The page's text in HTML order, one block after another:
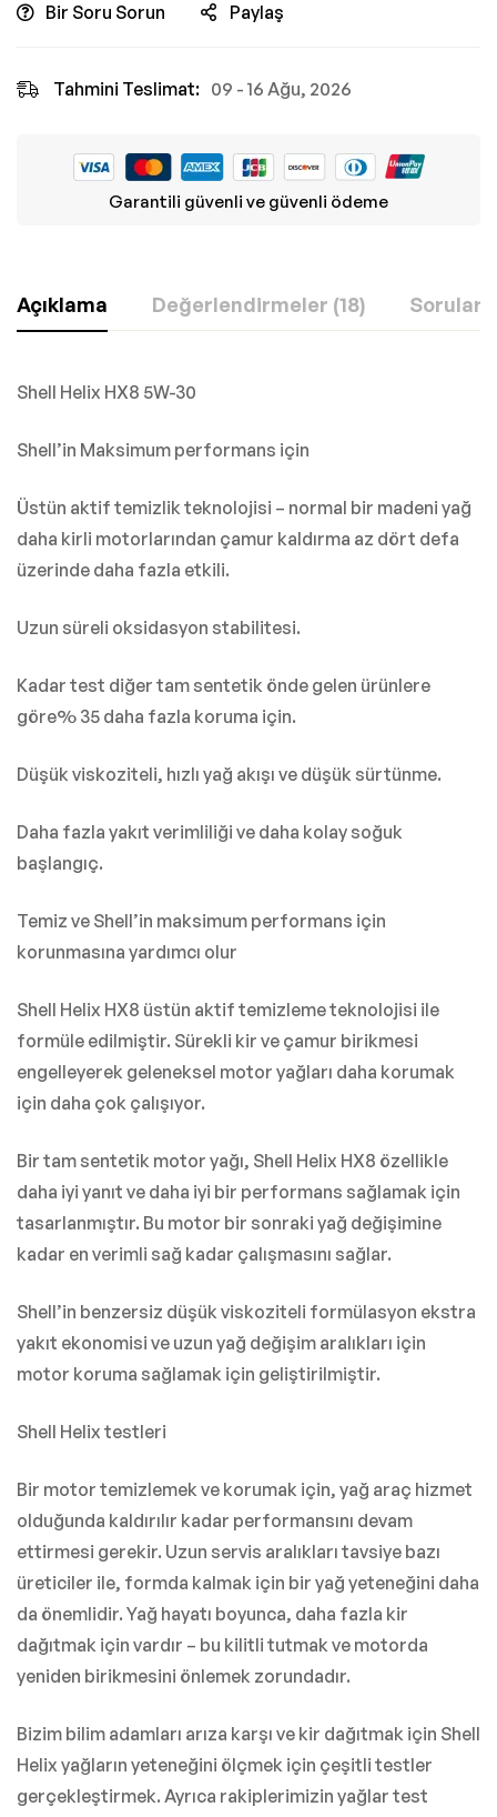
Bir Soru Sorun Paylaş
Tahmini Teslimat: 09 - 16 Ağu, 2026
Garantili güvenli ve güvenli ödeme
Açıklama Değerlendirmeler (18) Sorular
Shell Helix HX8 5W-30
Shell’in Maksimum performans için
Üstün aktif temizlik teknolojisi – normal bir madeni yağ
daha kirli motorlarından çamur kaldırma az dört defa
üzerinde daha fazla etkili.
Uzun süreli oksidasyon stabilitesi.
Kadar test diğer tam sentetik önde gelen ürünlere
göre% 35 daha fazla koruma için.
Düşük viskoziteli, hızlı yağ akışı ve düşük sürtünme.
Daha fazla yakıt verimliliği ve daha kolay soğuk
başlangıç.
Temiz ve Shell’in maksimum performans için
korunmasına yardımcı olur
Shell Helix HX8 üstün aktif temizleme teknolojisi ile
formüle edilmiştir. Sürekli kir ve çamur birikmesi
engelleyerek geleneksel motor yağları daha korumak
için daha çok çalışıyor.
Bir tam sentetik motor yağı, Shell Helix HX8 özellikle
daha iyi yanıt ve daha iyi bir performans sağlamak için
tasarlanmıştır. Bu motor bir sonraki yağ değişimine
kadar en verimli sağ kadar çalışmasını sağlar.
Shell’in benzersiz düşük viskoziteli formülasyon ekstra
yakıt ekonomisi ve uzun yağ değişim aralıkları için
motor koruma sağlamak için geliştirilmiştir.
Shell Helix testleri
Bir motor temizlemek ve korumak için, yağ araç hizmet
olduğunda kaldırılır kadar performansını devam
ettirmesi gerekir. Uzun servis aralıkları tavsiye bazı
üreticiler ile, formda kalmak için bir yağ yeteneğini daha
da önemlidir. Yağ hayatı boyunca, daha fazla kir
dağıtmak için vardır – bu kilitli tutmak ve motorda
yeniden birikmesini önlemek zorundadır.
Bizim bilim adamları arıza karşı ve kir dağıtmak için Shell
Helix yağların yeteneğini ölçmek için çeşitli testler
gerçekleştirmek. Ayrıca rakiplerimizin yağlar test